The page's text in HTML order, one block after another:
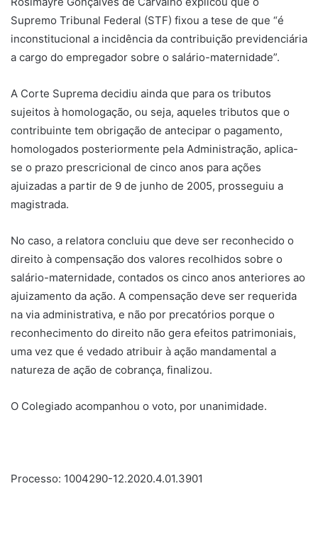
Supremo Tribunal Federal (STF) fixou a tese de que “é
inconstitucional a incidência da contribuição previdenciária
a cargo do empregador sobre o salário-maternidade”.
A Corte Suprema decidiu ainda que para os tributos
sujeitos à homologação, ou seja, aqueles tributos que o
contribuinte tem obrigação de antecipar o pagamento,
homologados posteriormente pela Administração, aplica-
se o prazo prescricional de cinco anos para ações
ajuizadas a partir de 9 de junho de 2005, prosseguiu a
magistrada.
No caso, a relatora concluiu que deve ser reconhecido o
direito à compensação dos valores recolhidos sobre o
salário-maternidade, contados os cinco anos anteriores ao
ajuizamento da ação. A compensação deve ser requerida
na via administrativa, e não por precatórios porque o
reconhecimento do direito não gera efeitos patrimoniais,
uma vez que é vedado atribuir à ação mandamental a
natureza de ação de cobrança, finalizou.
O Colegiado acompanhou o voto, por unanimidade.
Processo: 1004290-12.2020.4.01.3901